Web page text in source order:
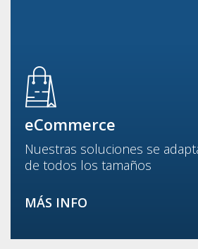
eCommerce
Nuestras soluciones se
de todos los tamaños
MÁS INFO